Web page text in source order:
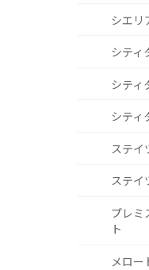
シエ
シティ
シティ
シティ
ステイ
ステイ
プレミ
ト
メロ